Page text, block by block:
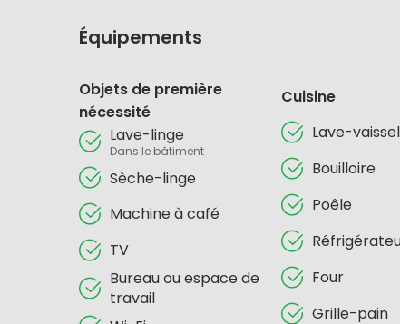
Équipements
Objets de première
nécessité
Lave-linge
Dans le bâtiment
Sèche-linge
Machine à café
TV
Bureau ou espace de
travail
Cuisine
Lave-
Bouilloire
Poêle
Four
Grille-pain